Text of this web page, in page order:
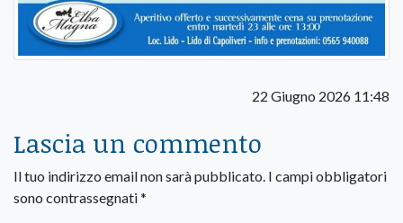
22 Giugno 2026 11:48
Lascia un commento
Il tuo indirizzo email non sarà pubblicato. I campi obbligatori
sono contrassegnati*